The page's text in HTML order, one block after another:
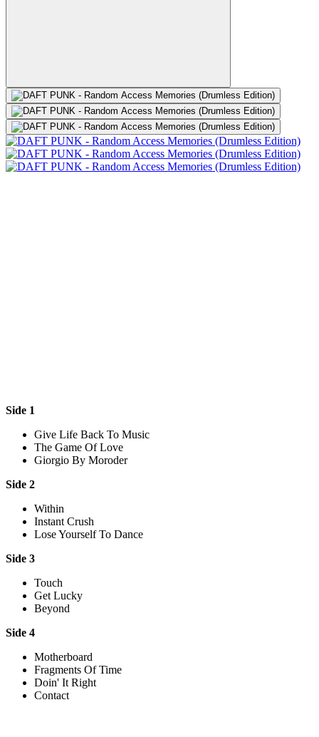
Side 1
Give Life Back To Music
The Game Of Love
Giorgio By Moroder
Side 2
Within
Instant Crush
Lose Yourself To Dance
Side 3
Touch
Get Lucky
Beyond
Side 4
Motherboard
Fragments Of Time
Doin' It Right
Contact